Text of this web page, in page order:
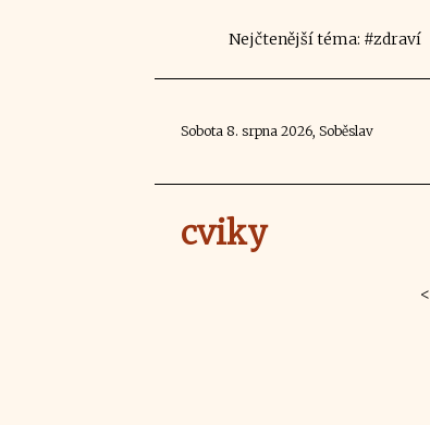
Nejčtenější téma: #zdraví
Sobota 8. srpna 2026, Soběslav
cviky
<